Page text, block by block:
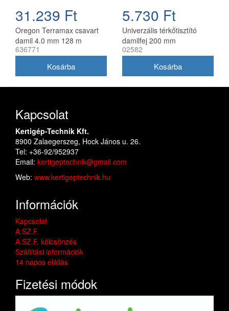
31.239 Ft
Oregon Terramax csavart
damil 4.0 mm 128 m
636771
5.730 Ft
Univerzális térkőtisztító
damilfej 200 mm
utángyártott, 25 mm belső
02582
Kapcsolat
Kertigép-Technik Kft.
8900 Zalaegerszeg, Hock János u. 26.
Tel: +36-92/952937
Email: kertigeptechnik@gmail.com
Web: www.kertigeptechnik.hu
Információk
Kapcsolat
A.SZ.F.
A.SZ.F. kölcsönzés
Szállítási információk
14 napos elállás
Fizetési módok